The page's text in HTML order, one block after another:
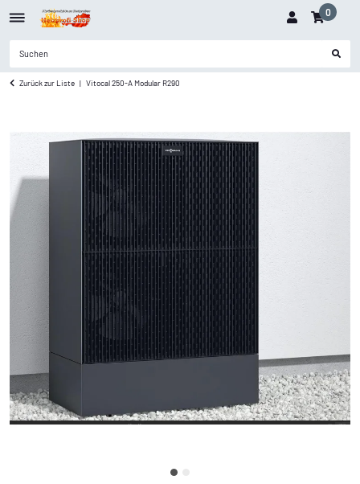
0
Zurück zur Liste Vitocal 250-A Modular R290